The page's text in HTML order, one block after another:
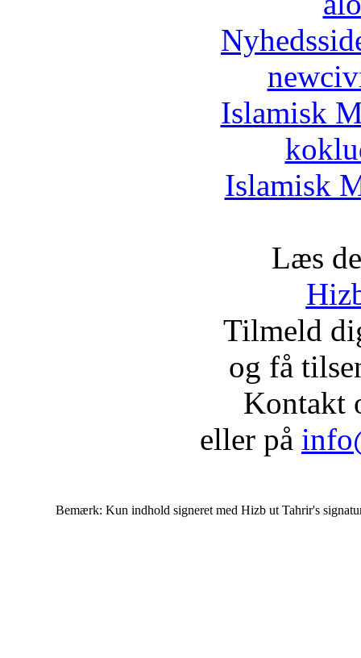
Islamisk
Islamisk
Læs
Tilmeld
og få
Kontakt
eller på
Bemærk: Kun indhold signeret med Hizb ut Tahrir's